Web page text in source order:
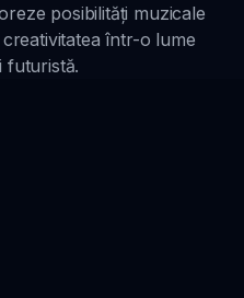
posibilități muzicale
într-o lume
futuristă.